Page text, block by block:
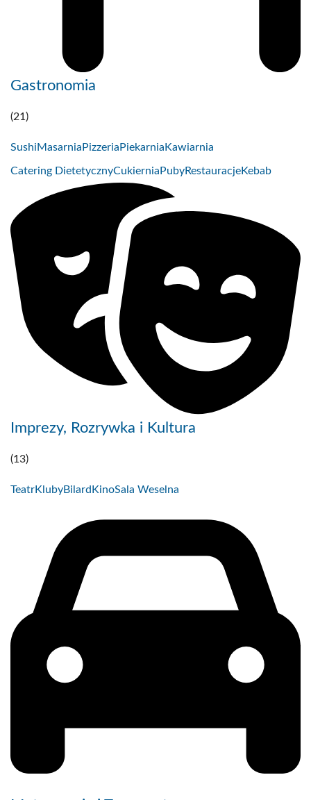
Gastronomia
(21)
SushiMasarnia Pizzeria Piekarnia Kawiarnia
Catering DietetycznyCukiernia PubyRestauracjeKebab
Imprezy, Rozrywka i Kultura
(13)
TeatrKlubyBilard KinoSala Weselna